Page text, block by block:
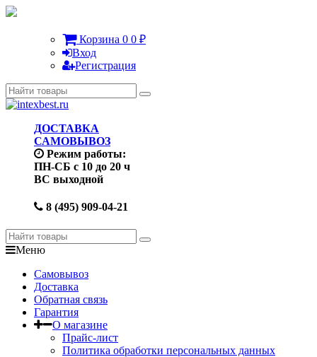
Корзина 0 0 ₽
Вход
Регистрация
ДОСТАВКА
САМОВЫВОЗ
Режим работы:
ПН-СБ с 10 до 20 ч
ВС выходной
8 (495) 909-04-21
Меню
Самовывоз
Доставка
Обратная связь
Гарантия
О магазине
Прайс-лист
Политика обработки персональных данных